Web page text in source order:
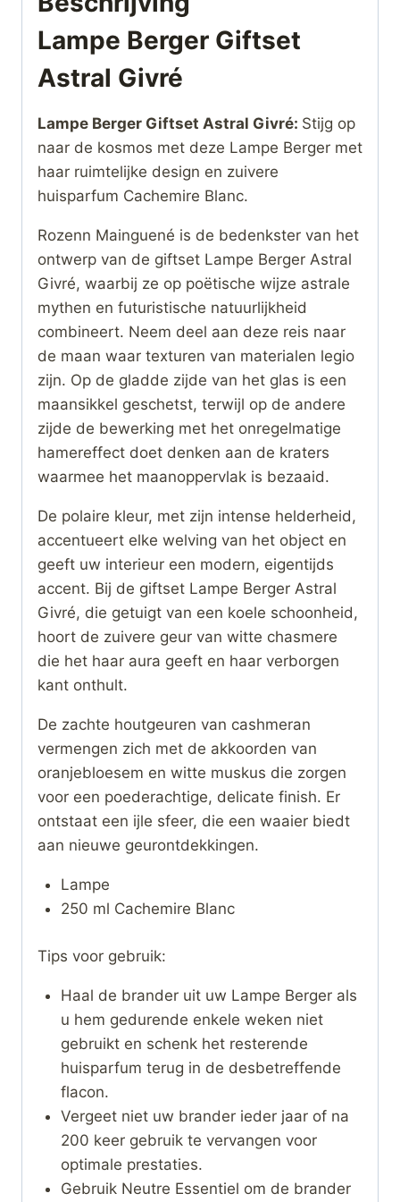
Lampe Berger Giftset
Astral Givré
Lampe Berger Giftset Astral Givré: Stijg op
naar de kosmos met deze Lampe Berger met
haar ruimtelijke design en zuivere
huisparfum Cachemire Blanc.
Rozenn Mainguené is de bedenkster van het
ontwerp van de giftset Lampe Berger Astral
Givré, waarbij ze op poëtische wijze astrale
mythen en futuristische natuurlijkheid
combineert. Neem deel aan deze reis naar
de maan waar texturen van materialen legio
zijn. Op de gladde zijde van het glas is een
maansikkel geschetst, terwijl op de andere
zijde de bewerking met het onregelmatige
hamereffect doet denken aan de kraters
waarmee het maanoppervlak is bezaaid.
De polaire kleur, met zijn intense helderheid,
accentueert elke welving van het object en
geeft uw interieur een modern, eigentijds
accent. Bij de giftset Lampe Berger Astral
Givré, die getuigt van een koele schoonheid,
hoort de zuivere geur van witte chasmere
die het haar aura geeft en haar verborgen
kant onthult.
De zachte houtgeuren van cashmeran
vermengen zich met de akkoorden van
oranjebloesem en witte muskus die zorgen
voor een poederachtige, delicate finish. Er
ontstaat een ijle sfeer, die een waaier biedt
aan nieuwe geurontdekkingen.
Lampe
250 ml Cachemire Blanc
Tips voor gebruik:
Haal de brander uit uw Lampe Berger als
u hem gedurende enkele weken niet
gebruikt en schenk het resterende
huisparfum terug in de desbetreffende
flacon.
Vergeet niet uw brander ieder jaar of na
200 keer gebruik te vervangen voor
optimale prestaties.
Gebruik Neutre Essentiel om de brander